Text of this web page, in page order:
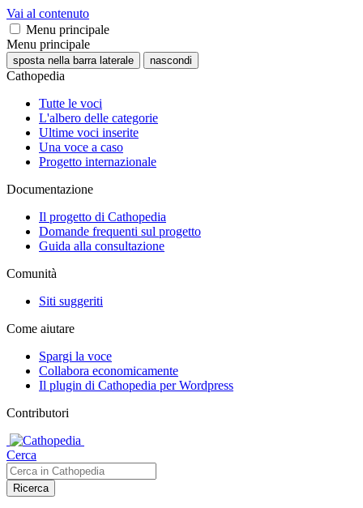
Vai al contenuto
Menu principale
Menu principale
sposta nella barra laterale nascondi
Cathopedia
Tutte le voci
L'albero delle categorie
Ultime voci inserite
Una voce a caso
Progetto internazionale
Documentazione
Il progetto di Cathopedia
Domande frequenti sul progetto
Guida alla consultazione
Comunità
Siti suggeriti
Come aiutare
Spargi la voce
Collabora economicamente
Il plugin di Cathopedia per Wordpress
Contributori
Cerca
Ricerca